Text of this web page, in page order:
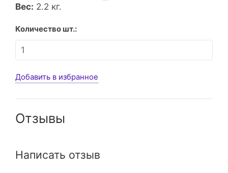
Вес: 2.2 кг.
Количество шт.:
Добавить в избранное
Отзывы
Написать отзыв